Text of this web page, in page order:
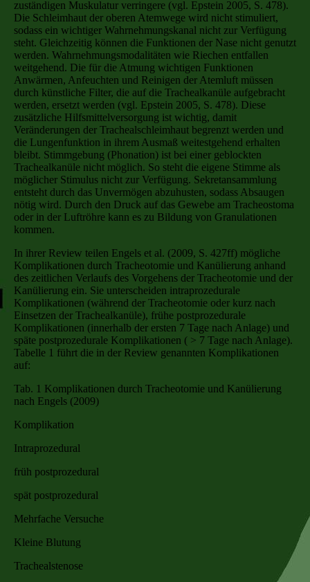
zuständigen Muskulatur verringere (vgl. Epstein 2005, S. 478).
Die Schleimhaut der oberen Atemwege wird nicht stimuliert,
sodass ein wichtiger Wahrnehmungskanal nicht zur Verfügung
steht. Gleichzeitig können die Funktionen der Nase nicht genutzt
werden. Wahrnehmungsmodalitäten wie Riechen entfallen
weitgehend. Die für die Atmung wichtigen Funktionen
Anwärmen, Anfeuchten und Reinigen der Atemluft müssen
durch künstliche Filter, die auf die Trachealkanüle aufgebracht
werden, ersetzt werden (vgl. Epstein 2005, S. 478). Diese
zusätzliche Hilfsmittelversorgung ist wichtig, damit
Veränderungen der Trachealschleimhaut begrenzt werden und
die Lungenfunktion in ihrem Ausmaß weitestgehend erhalten
bleibt. Stimmgebung (Phonation) ist bei einer geblockten
Trachealkanüle nicht möglich. So steht die eigene Stimme als
möglicher Stimulus nicht zur Verfügung. Sekretansammlung
entsteht durch das Unvermögen abzuhusten, sodass Absaugen
nötig wird. Durch den Druck auf das Gewebe am Tracheostoma
oder in der Luftröhre kann es zu Bildung von Granulationen
kommen.
In ihrer Review teilen Engels et al. (2009, S. 427ff) mögliche
Komplikationen durch Tracheotomie und Kanülierung anhand
des zeitlichen Verlaufs des Vorgehens der Tracheotomie und der
Kanülierung ein. Sie unterscheiden intraprozedurale
Komplikationen (während der Tracheotomie oder kurz nach
Einsetzen der Trachealkanüle), frühe postprozedurale
Komplikationen (innerhalb der ersten 7 Tage nach Anlage) und
späte postprozedurale Komplikationen ( > 7 Tage nach Anlage).
Tabelle 1 führt die in der Review genannten Komplikationen
auf:
Tab. 1 Komplikationen durch Tracheotomie und Kanülierung
nach Engels (2009)
Komplikation
Intraprozedural
früh postprozedural
spät postprozedural
Mehrfache Versuche
Kleine Blutung
Trachealstenose